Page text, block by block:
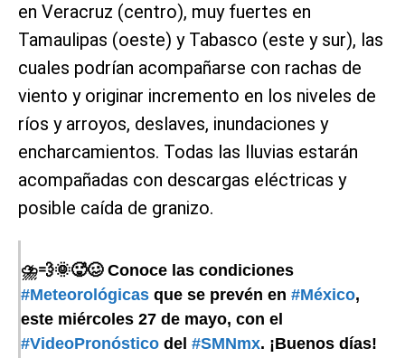
en Veracruz (centro), muy fuertes en
Tamaulipas (oeste) y Tabasco (este y sur), las
cuales podrían acompañarse con rachas de
viento y originar incremento en los niveles de
ríos y arroyos, deslaves, inundaciones y
encharcamientos. Todas las lluvias estarán
acompañadas con descargas eléctricas y
posible caída de granizo.
⛈️💨🌞🥵🥴 Conoce las condiciones
#Meteorológicas que se prevén en #México,
este miércoles 27 de mayo, con el
#VideoPronóstico del #SMNmx. ¡Buenos días!